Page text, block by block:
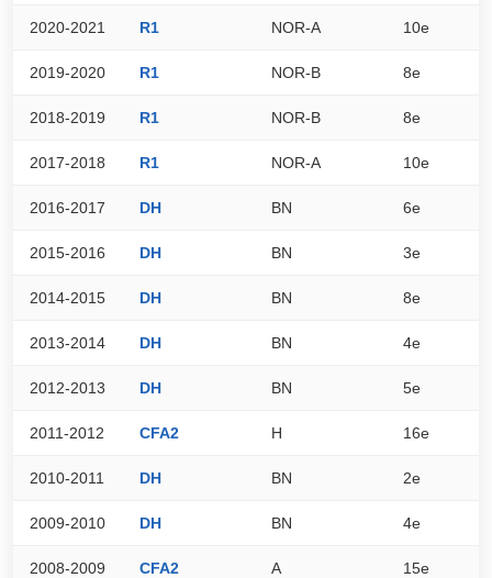
2020-2021 R1 NOR-A 10e
2019-2020 R1 NOR-B 8e
2018-2019 R1 NOR-B 8e
2017-2018 R1 NOR-A 10e
2016-2017 DH BN 6e
2015-2016 DH BN 3e
2014-2015 DH BN 8e
2013-2014 DH BN 4e
2012-2013 DH BN 5e
2011-2012 CFA2 H 16e
2010-2011 DH BN 2e
2009-2010 DH BN 4e
2008-2009 CFA2 A 15e